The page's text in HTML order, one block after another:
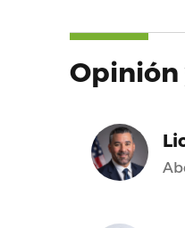
Opinión